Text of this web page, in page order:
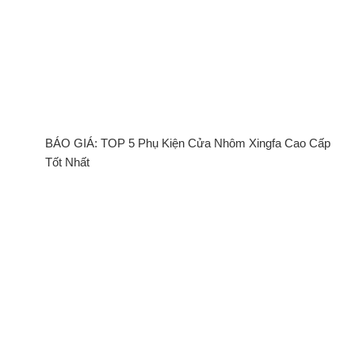
BÁO GIÁ: TOP 5 Phụ Kiện Cửa Nhôm Xingfa Cao Cấp
Tốt Nhất